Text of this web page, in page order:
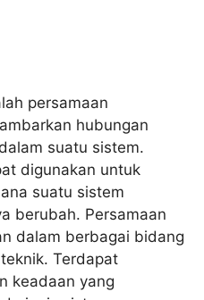
persamaan
hubungan
suatu sistem.
digunakan untuk
suatu sistem
berubah. Persamaan
dalam berbagai bidang
Terdapat
keadaan yang